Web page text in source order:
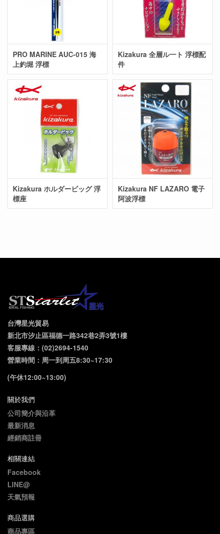
PRO MARINE AUC-015 海
上釣堀 浮標
Kizakura 全層ル一ト 浮標配
件
Kizakura ホルダービッグ 浮
標座
Kizakura NF LAZARO 電子
阿波浮標
台灣星光貿易
新北市汐止區福德一路342巷2弄3號1樓
客服專線：(02)2694-1540
營業時間：周一到周五8:30~17:30
(午休12:00~13:00)
關於我們
公司簡介與沿革
最新消息
經銷商註冊
相關連結
Facebook
LINE@
天氣預報
商品選購
商品專區